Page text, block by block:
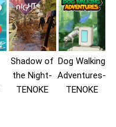
Shadow of
the Night-
TENOKE
Dog Walking
Adventures-
TENOKE